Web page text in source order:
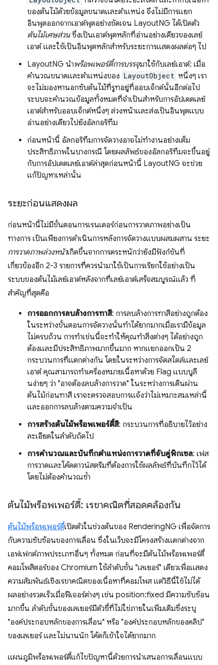
ของต้นไม้ด้วยข้อมูลขนาดและตำแหน่ง จึงไม่มีการแยก
อินพุตออกจากเอาต์พุตอย่างชัดเจน LayoutNG ได้เปิดตัว
ต้นไม้เศษส่วนซึ่งเป็นเอาต์พุตหลักที่อ่านอย่างเดียวของเลย์
เอาต์ และใช้เป็นอินพุตหลักสำหรับระยะการแสดงผลต่อๆ ไป
LayoutNG นำพร็อพเพอร์ตี้การบรรจุมาใช้กับเลย์เอาต์: เมื่อ
คำนวณขนาดและตำแหน่งของ LayoutObject หนึ่งๆ เรา
จะไม่มองหานอกซับต้นไม้ที่รูทอยู่ที่ออบเจ็กต์นั้นอีกต่อไป
ระบบจะคํานวณข้อมูลทั้งหมดที่จําเป็นสําหรับการอัปเดตเลย์
เอาต์สําหรับออบเจ็กต์หนึ่งๆ ล่วงหน้าและส่งเป็นอินพุตแบบ
อ่านอย่างเดียวไปยังอัลกอริทึม
ก่อนหน้านี้ อัลกอริทึมการจัดวางอาจไม่ทำงานอย่างเต็ม
ประสิทธิภาพในบางกรณี โดยผลลัพธ์ของอัลกอริทึมจะขึ้นอยู่
กับการอัปเดตเลย์เอาต์ล่าสุดก่อนหน้านี้ LayoutNG จะช่วย
แก้ปัญหาเหล่านั้น
ระยะก่อนแสดงผล
ก่อนหน้านี้ไม่มีขั้นตอนการเรนเดอร์ก่อนการวาดภาพอย่างเป็น
ทางการ เป็นเพียงการดำเนินการหลังการจัดวางแบบผสมผสาน ระยะ
การวาดภาพล่วงหน้าเกิดขึ้นจากการตระหนักว่ายังมีฟังก์ชันที่
เกี่ยวข้องอีก 2-3 รายการที่ควรนำมาใช้เป็นการเรียกใช้อย่างเป็น
ระบบของต้นไม้เลย์เอาต์หลังจากที่เลย์เอาต์เสร็จสมบูรณ์แล้ว ที่
สำคัญที่สุดคือ
การออกการลบล้างการทาสี: การลบล้างการทาสีอย่างถูกต้อง
ในระหว่างขั้นตอนการจัดวางนั้นทำได้ยากมากเมื่อเรามีข้อมูล
ไม่ครบถ้วน การทำเช่นนี้จะทำให้คุณทำสิ่งต่างๆ ได้อย่างถูก
ต้องและมีประสิทธิภาพมากขึ้นมาก หากแยกออกเป็น 2
กระบวนการที่แตกต่างกัน โดยในระหว่างการจัดสไตล์และเลย์
เอาต์ คุณสามารถทําเครื่องหมายเนื้อหาด้วย Flag แบบบูลี
นง่ายๆ ว่า "อาจต้องลบล้างการวาด" ในระหว่างการเดินผ่าน
ต้นไม้ก่อนทาสี เราจะตรวจสอบการแจ้งว่าไม่เหมาะสมเหล่านี้
และออกการลบล้างตามความจําเป็น
การสร้างต้นไม้พร็อพเพอร์ตี้สี: กระบวนการที่อธิบายไว้อย่าง
ละเอียดในลำดับถัดไป
การคํานวณและบันทึกตําแหน่งการวาดที่จับคู่พิกเซล: เฟส
การวาดและโค้ดดาวน์สตรีมที่ต้องการใช้ผลลัพธ์ที่บันทึกไว้ได้
โดยไม่ต้องคํานวณซ้ำ
ต้นไม้พร็อพเพอร์ตี้: เรขาคณิตที่สอดคล้องกัน
ต้นไม้พร็อพเพอร์ตี้เปิดตัวในช่วงต้นของ RenderingNG เพื่อจัดการ
กับความซับซ้อนของการเลื่อน ซึ่งในเว็บจะมีโครงสร้างแตกต่างจาก
เอฟเฟกต์ภาพประเภทอื่นๆ ทั้งหมด ก่อนที่จะมีต้นไม้พร็อพเพอร์ตี้
คอมโพสิตอร์ของ Chromium ใช้ลําดับชั้น "เลเยอร์" เดียวเพื่อแสดง
ความสัมพันธ์เชิงเรขาคณิตของเนื้อหาที่คอมโพส แต่วิธีนี้ใช้ไม่ได้
ผลอย่างรวดเร็วเมื่อฟีเจอร์ต่างๆ เช่น position:fixed มีความซับซ้อน
มากขึ้น ลําดับชั้นของเลเยอร์มีตัวชี้ที่ไม่ใช่ภายในเพิ่มเติมซึ่งระบุ
"องค์ประกอบหลักของการเลื่อน" หรือ "องค์ประกอบหลักของคลิป"
ของเลเยอร์ และไม่นานนัก โค้ดก็เข้าใจได้ยากมาก
แผนภูมิพร็อพเพอร์ตี้แก้ไขปัญหานี้ด้วยการนำเสนอการเลื่อนแบบ